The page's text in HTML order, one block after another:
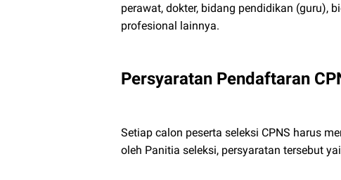
perawat, dokter, bidang pendidikan (guru),
profesional lainnya.
Persyaratan Pendaftaran
Setiap calon peserta seleksi CPNS harus
oleh Panitia seleksi, persyaratan tersebut